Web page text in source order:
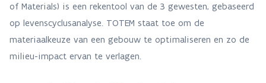
of Materials) is een rekentool van de 3 gewesten, gebaseerd
op levenscyclusanalyse. TOTEM staat toe om de
materiaalkeuze van een gebouw te optimaliseren en zo de
milieu-impact ervan te verlagen.